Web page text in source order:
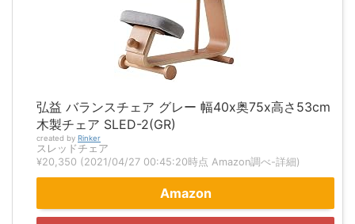
弘益 バランスチェア グレー 幅40x奥75x高さ53cm
木製チェア SLED-2(GR)
created by Rinker
スレッドチェア
¥20,350 (2021/04/27 00:45:20時点 Amazon調べ-詳細)
Amazon